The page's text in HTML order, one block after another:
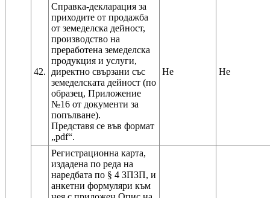
42.
Справка-декларация за
приходите от продажба
от земеделска дейност,
производство на
преработена земеделска
продукция и услуги,
директно свързани със
земеделската дейност (по
образец, Приложение
№16 от документи за
попълване).
Представя се във формат
Не Не
Регистрационна карта,
издадена по реда на
наредбата по § 4 ЗПЗП, и
анкетни формуляри към